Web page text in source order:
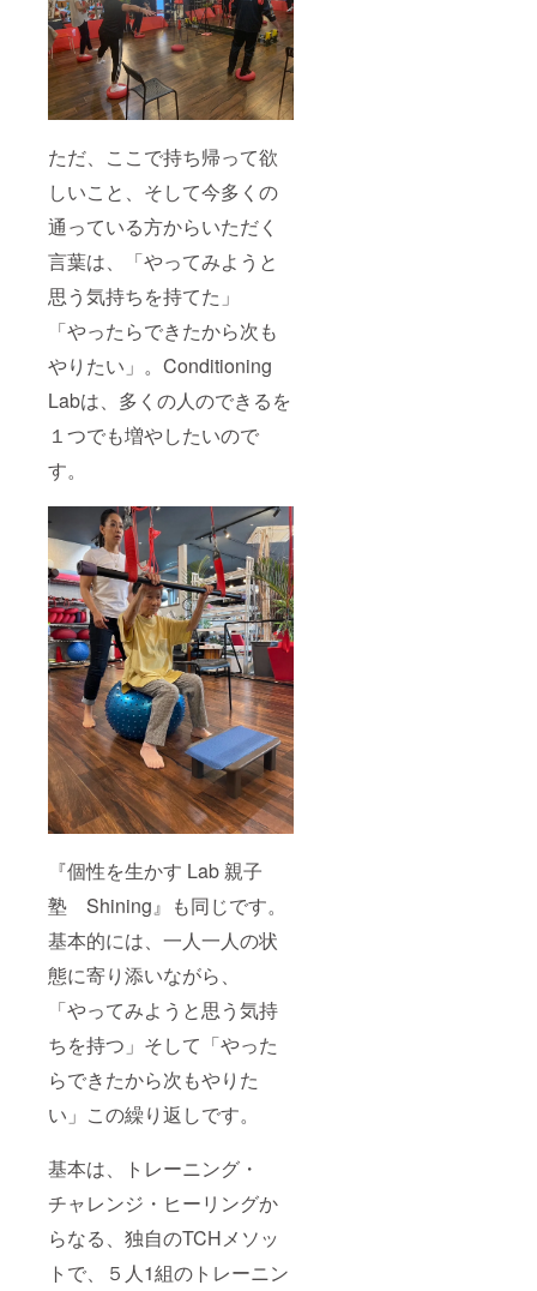
ただ、ここで持ち帰って欲
しいこと、そして今多くの
通っている方からいただく
言葉は、「やってみようと
思う気持ちを持てた」
「やったらできたから次も
やりたい」。Conditioning
Labは、多くの人のできるを
１つでも増やしたいので
す。
『個性を生かす Lab 親子
塾 Shining』も同じです。
基本的には、一人一人の状
態に寄り添いながら、
「やってみようと思う気持
ちを持つ」そして「やった
らできたから次もやりた
い」この繰り返しです。
基本は、トレーニング・
チャレンジ・ヒーリングか
らなる、独自のTCHメソッ
トで、５人1組のトレーニン